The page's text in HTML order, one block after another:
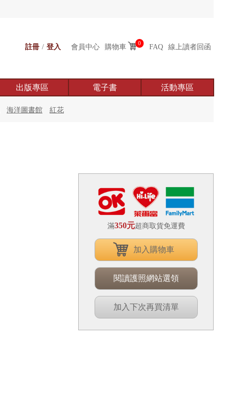
註冊 / 登入 會員中心 購物車 0 FAQ 線上讀者回函
出版專區 電子書 活動專區
海洋圖書館 紅花
滿350元超商取貨免運費
加入購物車
閱讀護照網站選領
加入下次再買清單